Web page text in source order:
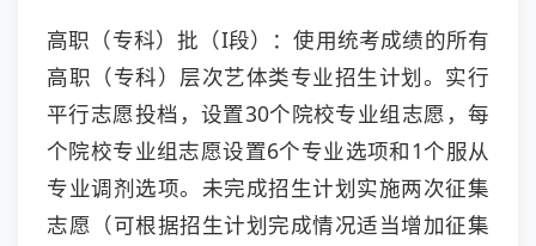
高职（专科）批（I段）：使用统考成绩的所有
高职（专科）层次艺体类专业招生计划。实行
平行志愿投档，设置30个院校专业组志愿，每
个院校专业组志愿设置6个专业选项和1个服从
专业调剂选项。未完成招生计划实施两次征集
志愿（可根据招生计划完成情况适当增加征集